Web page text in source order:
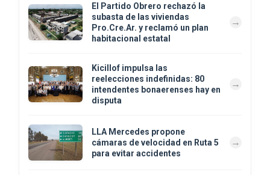
El Partido Obrero rechazó la
subasta de las viviendas
Pro.Cre.Ar. y reclamó un plan
habitacional estatal
Kicillof impulsa las
reelecciones indefinidas: 80
intendentes bonaerenses hay en
disputa
LLA Mercedes propone
cámaras de velocidad en Ruta 5
para evitar accidentes